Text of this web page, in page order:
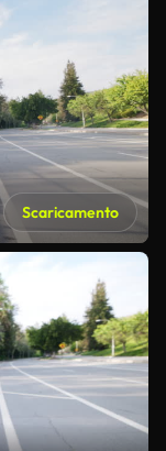
Scaricamento